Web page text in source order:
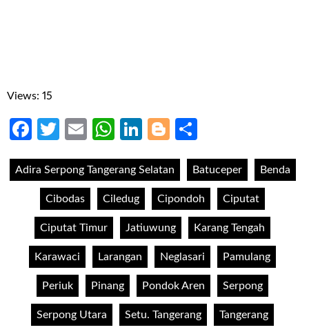
Views: 15
Facebook
Twitter
EmailWhatsApp
LinkedIn
Blogger
Adira Serpong Tangerang Selatan Batuceper Benda
Cibodas Ciledug Cipondoh Ciputat
Ciputat Timur Jatiuwung Karang Tengah
Karawaci Larangan Neglasari Pamulang
Periuk Pinang Pondok Aren Serpong
Serpong Utara Setu. Tangerang Tangerang